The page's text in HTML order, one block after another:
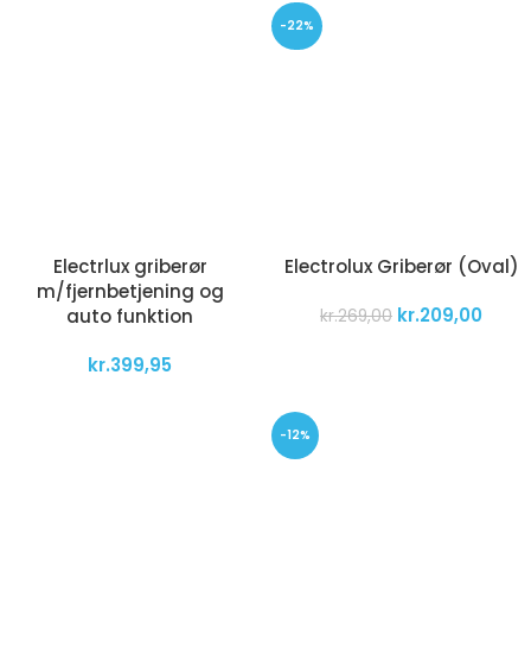
Electrlux griberør
m/fjernbetjening og
auto funktion
kr.399,95
-22%
Electrolux Griberør (Oval)
kr.269,00 kr.209,00
-12%